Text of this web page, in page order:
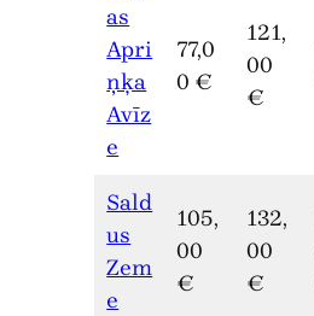
as
Apri
ņķa
Avīz
e
77,0
0 €
121,
00
€
Sald
us
Zem
e
105,
00
€
132,
00
€